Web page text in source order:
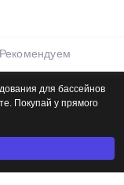
для бассейнов
Покупай у прямого
Рекомендуем